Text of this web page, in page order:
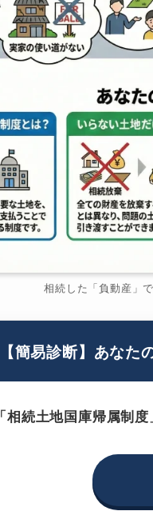
相続した「負動産」
【簡易診断】あなた
「相続土地国庫帰属制